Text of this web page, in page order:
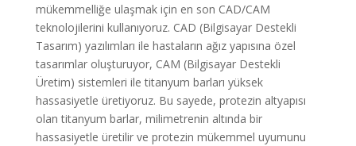
mükemmelliğe ulaşmak için en son CAD/CAM
teknolojilerini kullanıyoruz. CAD (Bilgisayar Destekli
Tasarım) yazılımları ile hastaların ağız yapısına özel
tasarımlar oluşturuyor, CAM (Bilgisayar Destekli
Üretim) sistemleri ile titanyum barları yüksek
hassasiyetle üretiyoruz. Bu sayede, protezin altyapısı
olan titanyum barlar, milimetrenin altında bir
hassasiyetle üretilir ve protezin mükemmel uyumunu